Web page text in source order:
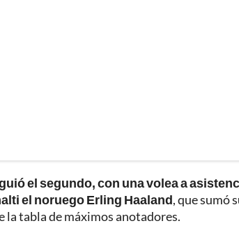
el segundo, con una volea a
el noruego Erling Haaland, que sumó
la tabla de máximos anotadores.